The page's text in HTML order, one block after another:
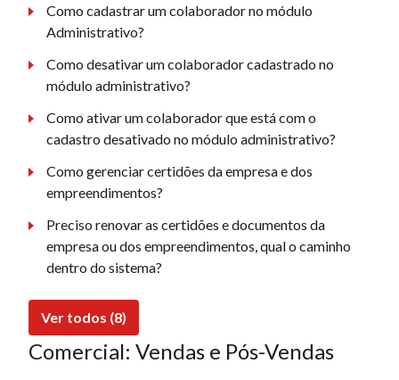
Como cadastrar um colaborador no módulo
Administrativo?
Como desativar um colaborador cadastrado no
módulo administrativo?
Como ativar um colaborador que está com o
cadastro desativado no módulo administrativo?
Como gerenciar certidões da empresa e dos
empreendimentos?
Preciso renovar as certidões e documentos da
empresa ou dos empreendimentos, qual o caminho
dentro do sistema?
Ver todos (8)
Comercial: Vendas e Pós-Vendas